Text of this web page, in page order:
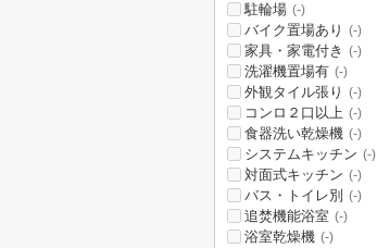
駐輪場 (-)
バイク置場あり (-)
家具・家電付き (-)
洗濯機置場有 (-)
外観タイル張り (-)
コンロ２口以上 (-)
食器洗い乾燥機 (-)
システムキッチン (-)
対面式キッチン (-)
バス・トイレ別 (-)
追焚機能浴室 (-)
浴室乾燥機 (-)